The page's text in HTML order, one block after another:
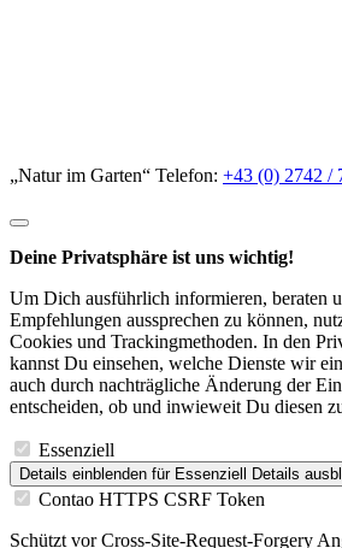
Empfehlungen aussprechen zu können,
Cookies und Trackingmethoden. In den
kannst Du einsehen, welche Dienste wir
auch durch nachträgliche Änderung der
entscheiden, ob und inwieweit Du diesen
Details einblenden
Contao HTTPS CSRF Token